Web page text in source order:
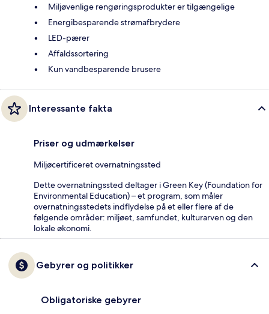
Miljøvenlige rengøringsprodukter er tilgængelige
Energibesparende strømafbrydere
LED-pærer
Affaldssortering
Kun vandbesparende brusere
Interessante fakta
Priser og udmærkelser
Miljøcertificeret overnatningssted
Dette overnatningssted deltager i Green Key (Foundation for
Environmental Education) – et program, som måler
overnatningsstedets indflydelse på et eller flere af de
følgende områder: miljøet, samfundet, kulturarven og den
lokale økonomi.
Gebyrer og politikker
Obligatoriske gebyrer